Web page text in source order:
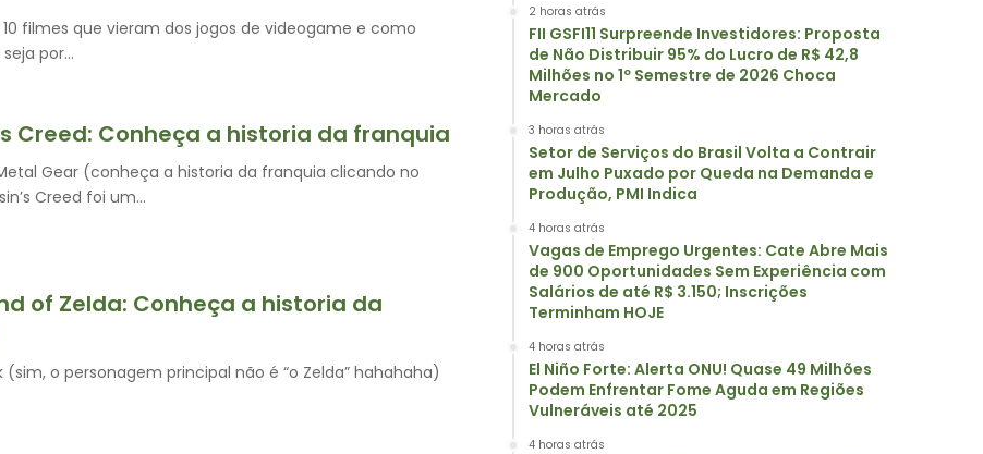
filmes que vieram dos jogos de videogame e como
por…
Creed: Conheça a historia da franquia
Gear (conheça a historia da franquia clicando no
Creed foi um…
of Zelda: Conheça a historia da
(sim, o personagem principal não é “o Zelda” hahahaha)
2 horas atrás
FII GSFI11 Surpreende Investidores: Proposta
de Não Distribuir 95% do Lucro de R$ 42,8
Milhões no 1º Semestre de 2026 Choca
Mercado
3 horas atrás
Setor de Serviços do Brasil Volta a Contrair
em Julho Puxado por Queda na Demanda e
Produção, PMI Indica
4 horas atrás
Vagas de Emprego Urgentes: Cate Abre Mais
de 900 Oportunidades Sem Experiência com
Salários de até R$ 3.150; Inscrições
Terminham HOJE
4 horas atrás
El Niño Forte: Alerta ONU! Quase 49 Milhões
Podem Enfrentar Fome Aguda em Regiões
Vulneráveis até 2025
4 horas atrás